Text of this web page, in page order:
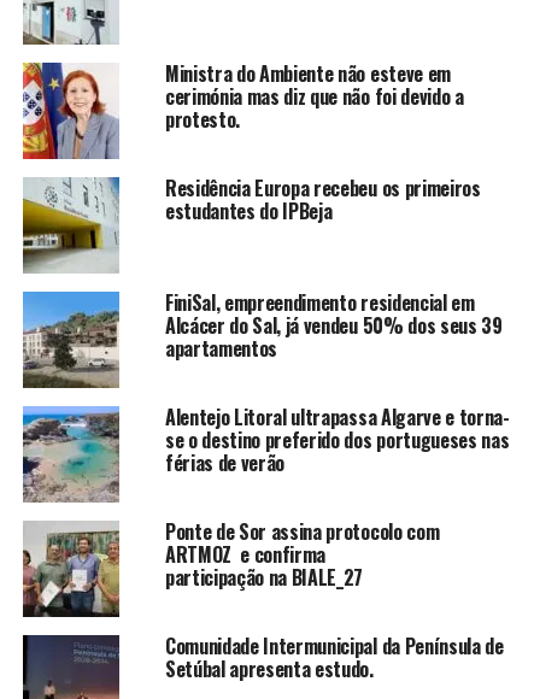
Ministra do Ambiente não esteve em
cerimónia mas diz que não foi devido a
protesto.
Residência Europa recebeu os primeiros
estudantes do IPBeja
FiniSal, empreendimento residencial em
Alcácer do Sal, já vendeu 50% dos seus 39
apartamentos
Alentejo Litoral ultrapassa Algarve e torna-
se o destino preferido dos portugueses nas
férias de verão
Ponte de Sor assina protocolo com
ARTMOZ e confirma
participação na BIALE_27
Comunidade Intermunicipal da Península de
Setúbal apresenta estudo.